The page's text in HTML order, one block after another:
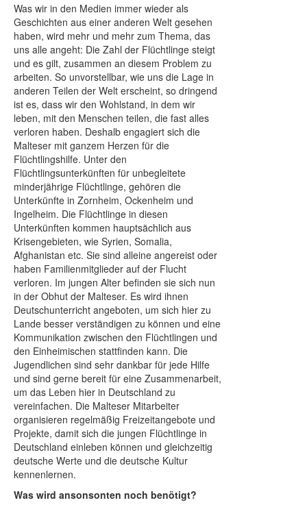
Was wir in den Medien immer wieder als
Geschichten aus einer anderen Welt gesehen
haben, wird mehr und mehr zum Thema, das
uns alle angeht: Die Zahl der Flüchtlinge steigt
und es gilt, zusammen an diesem Problem zu
arbeiten. So unvorstellbar, wie uns die Lage in
anderen Teilen der Welt erscheint, so dringend
ist es, dass wir den Wohlstand, in dem wir
leben, mit den Menschen teilen, die fast alles
verloren haben. Deshalb engagiert sich die
Malteser mit ganzem Herzen für die
Flüchtlingshilfe. Unter den
Flüchtlingsunterkünften für unbegleitete
minderjährige Flüchtlinge, gehören die
Unterkünfte in Zornheim, Ockenheim und
Ingelheim. Die Flüchtlinge in diesen
Unterkünften kommen hauptsächlich aus
Krisengebieten, wie Syrien, Somalia,
Afghanistan etc. Sie sind alleine angereist oder
haben Familienmitglieder auf der Flucht
verloren. Im jungen Alter befinden sie sich nun
in der Obhut der Malteser. Es wird ihnen
Deutschunterricht angeboten, um sich hier zu
Lande besser verständigen zu können und eine
Kommunikation zwischen den Flüchtlingen und
den Einheimischen stattfinden kann. Die
Jugendlichen sind sehr dankbar für jede Hilfe
und sind gerne bereit für eine Zusammenarbeit,
um das Leben hier in Deutschland zu
vereinfachen. Die Malteser Mitarbeiter
organisieren regelmäßig Freizeitangebote und
Projekte, damit sich die jungen Flüchtlinge in
Deutschland einleben können und gleichzeitig
deutsche Werte und die deutsche Kultur
kennenlernen.
Was wird ansonsonten noch benötigt?